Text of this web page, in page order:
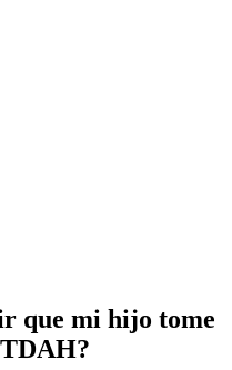
que mi hijo tome